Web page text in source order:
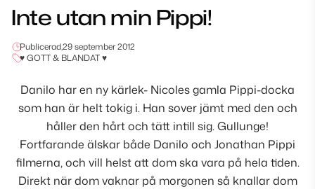
Inte utan min Pippi!
Publicerad,29 september 2012
♥ GOTT & BLANDAT ♥
Danilo har en ny kärlek- Nicoles gamla Pippi-docka
som han är helt tokig i. Han sover jämt med den och
håller den hårt och tätt intill sig. Gullunge!
Fortfarande älskar både Danilo och Jonathan Pippi
filmerna, och vill helst att dom ska vara på hela tiden.
Direkt när dom vaknar på morgonen så knallar dom